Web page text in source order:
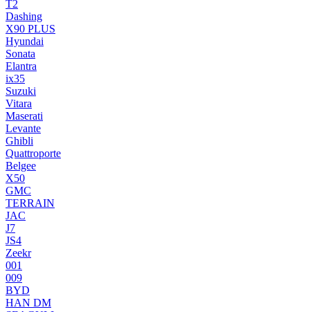
T2
Dashing
X90 PLUS
Hyundai
Sonata
Elantra
ix35
Suzuki
Vitara
Maserati
Levante
Ghibli
Quattroporte
Belgee
X50
GMC
TERRAIN
JAC
J7
JS4
Zeekr
001
009
BYD
HAN DM